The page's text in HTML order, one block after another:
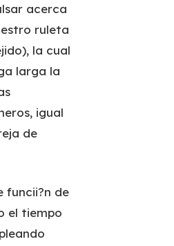
acerca
ruleta
la cual
larga la
igual
de
funcii?n de
el tiempo